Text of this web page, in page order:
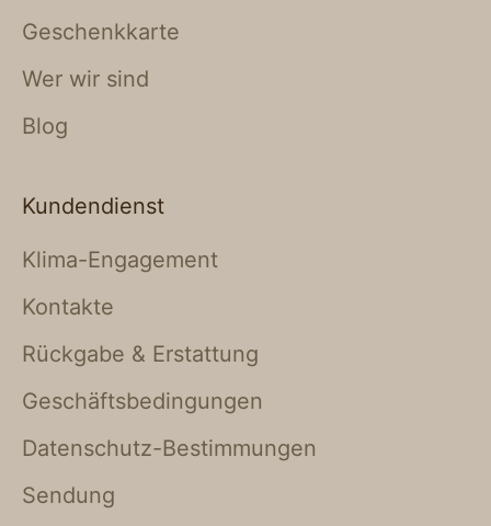
Geschenkkarte
Wer wir sind
Blog
Kundendienst
Klima-Engagement
Kontakte
Rückgabe & Erstattung
Geschäftsbedingungen
Datenschutz-Bestimmungen
Sendung